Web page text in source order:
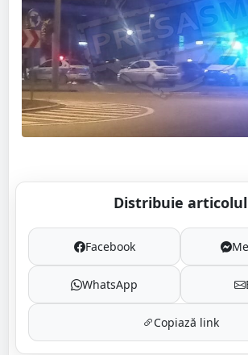
Distribuie articolul
Facebook
WhatsApp
Copiază link